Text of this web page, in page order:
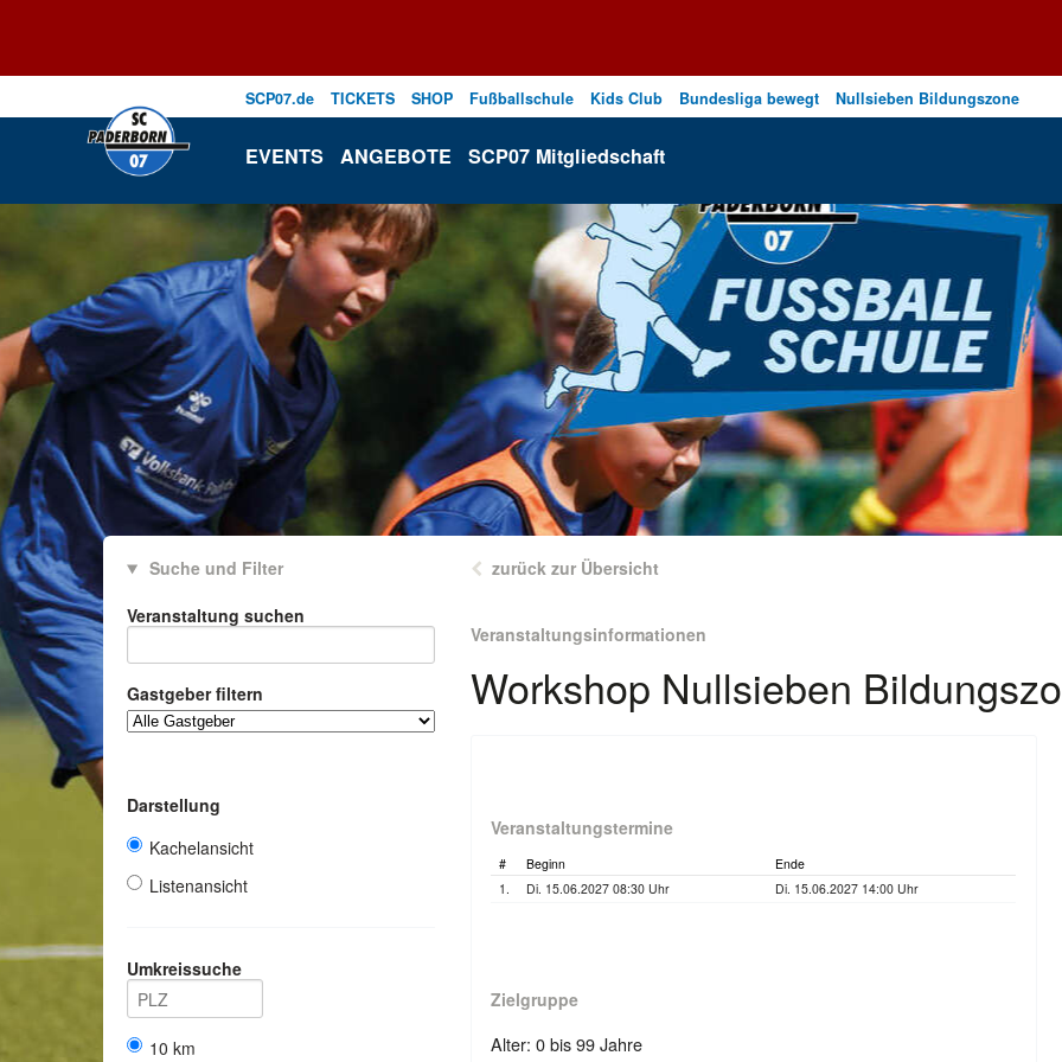
SCP07.de TICKETS SHOP Fußballschule Kids Club Bundesliga bewegt Nullsieben Bildungszone
EVENTS ANGEBOTE SCP07 Mitgliedschaft
Suche und Filter
Veranstaltung suchen
Gastgeber filtern
Darstellung
Kachelansicht
Listenansicht
Umkreissuche
10 km
zurück zur Übersicht
Veranstaltungsinformationen
Workshop Nullsieben
Veranstaltungstermine
# Beginn
Ende
1.
Di. 15.06.2027 08:30 Uhr Di. 15.06.2027 14:00 Uhr
Zielgruppe
Alter: 0 bis 99 Jahre